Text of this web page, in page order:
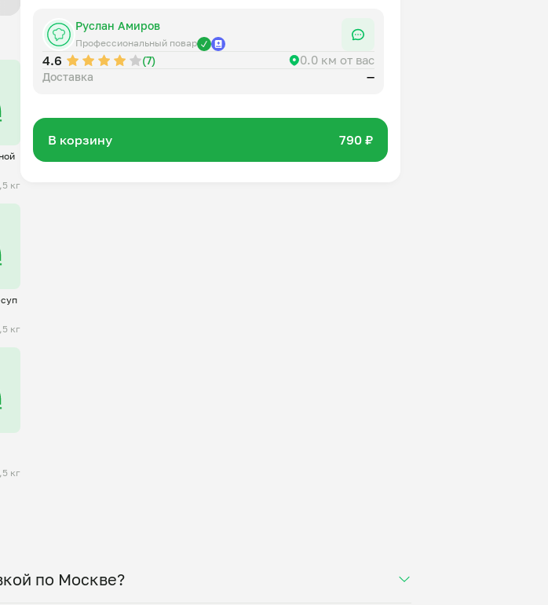
кг
кг
кг
Руслан Амиров
Профессиональный повар
4.6 (7) 0.0 км от вас
Доставка —
В корзину 790 ₽
по Москве?